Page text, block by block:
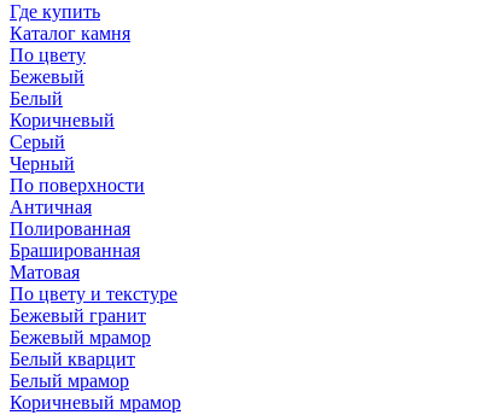
Где купить
Каталог камня
По цвету
Бежевый
Белый
Коричневый
Серый
Черный
По поверхности
Античная
Полированная
Брашированная
Матовая
По цвету и текстуре
Бежевый гранит
Бежевый мрамор
Белый кварцит
Белый мрамор
Коричневый мрамор